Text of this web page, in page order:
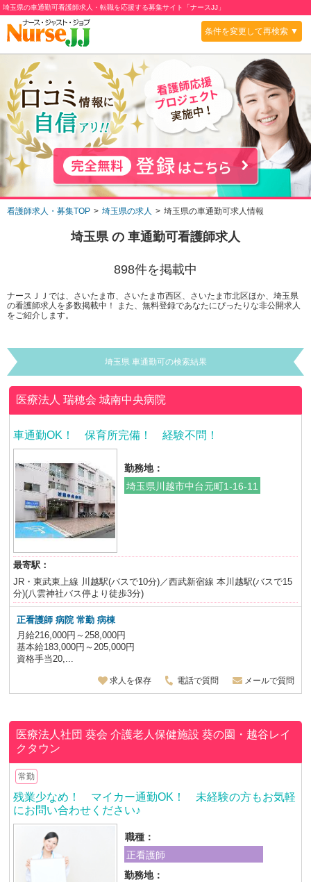
埼玉県の車通勤可看護師求人・転職を応援する募集サイト「ナースJJ」
条件を変更して再検索 ▼
看護師求人・募集TOP 埼玉県の求人 埼玉県の車通勤可求人情報
埼玉県の 車通勤可看護師求人
898件を掲載中
ナースＪＪでは、さいたま市、さいたま市西区、さいたま市北区ほか、埼玉県
の看護師求人を多数掲載中！ また、無料登録であなたにぴったりな非公開求人
をご紹介します。
埼玉県 車通勤可の検索結果
医療法人 瑞穂会城南中央病院
車通勤OK！ 保育所完備！ 経験不問！
勤務地：
埼玉県川越市中台元町1-16-11
最寄駅：
JR・東武東上線 川越駅(バスで10分)／西武新宿線 本川越駅(バスで15
分)(八雲神社バス停より徒歩3分)
正看護師 病院 常勤 病棟
月給216,000円～258,000円
基本給183,000円～205,000円
資格手当20,...
求人を保存 電話で質問 メールで質問
医療法人社団 葵会介護老人保健施設 葵の園・越谷レイ
クタウン
常勤
残業少なめ！ マイカー通勤OK！ 未経験の方もお気軽
にお問い合わせください♪
職種：
正看護師
勤務地：